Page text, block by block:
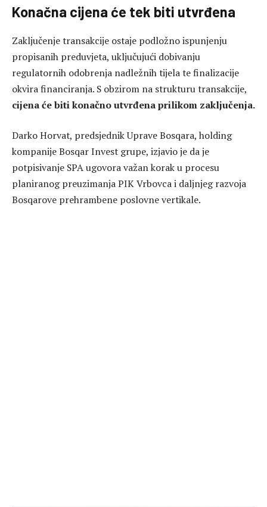
Konačna cijena će tek biti utvrđena
Zaključenje transakcije ostaje podložno ispunjenju
propisanih preduvjeta, uključujući dobivanju
regulatornih odobrenja nadležnih tijela te finalizacije
okvira financiranja. S obzirom na strukturu transakcije,
cijena će biti konačno utvrđena prilikom zaključenja.
Darko Horvat, predsjednik Uprave Bosqara, holding
kompanije Bosqar Invest grupe, izjavio je da je
potpisivanje SPA ugovora važan korak u procesu
planiranog preuzimanja PIK Vrbovca i daljnjeg razvoja
Bosqarove prehrambene poslovne vertikale.